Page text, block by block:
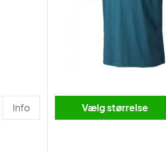
Info Vælg størrelse